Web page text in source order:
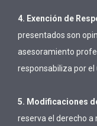
4. Exención de
presentados son
asesoramiento
responsabiliza por el
5. Modificaciones
reserva el derecho